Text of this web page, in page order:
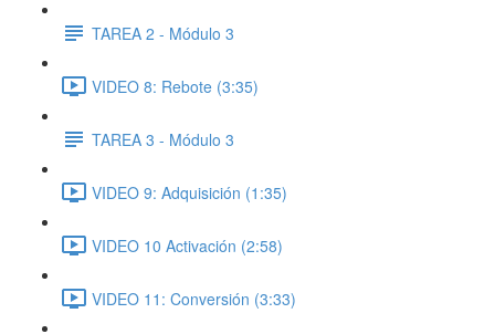
TAREA 2 - Módulo 3
VIDEO 8: Rebote (3:35)
TAREA 3 - Módulo 3
VIDEO 9: Adquisición (1:35)
VIDEO 10 Activación (2:58)
VIDEO 11: Conversión (3:33)